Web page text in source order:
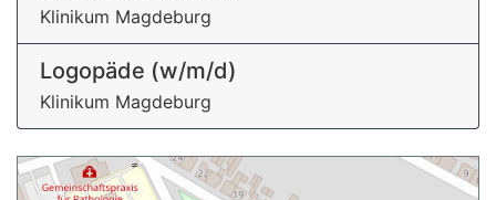
Klinikum Magdeburg
Logopäde (w/m/d)
Klinikum Magdeburg